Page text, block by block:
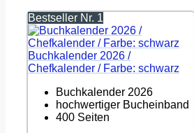
Bestseller Nr. 1
Buchkalender 2026 /
Chefkalender / Farbe: schwarz
Buchkalender 2026
hochwertiger Bucheinband
400 Seiten